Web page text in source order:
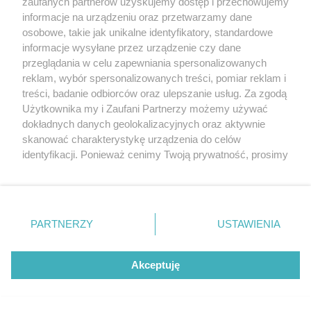
Jarmarki, festyny, pchle targi
Darmowe
Szczecin w budowie
Publicystyka - cykle
Puby i kawiarnie
Bary, fast foody
informacje na urządzeniu oraz przetwarzamy dane
osobowe, takie jak unikalne identyfikatory, standardowe
informacje wysyłane przez urządzenie czy dane
przeglądania w celu zapewniania spersonalizowanych
reklam, wybór spersonalizowanych treści, pomiar reklam i
treści, badanie odbiorców oraz ulepszanie usług. Za zgodą
Użytkownika my i Zaufani Partnerzy możemy używać
dokładnych danych geolokalizacyjnych oraz aktywnie
skanować charakterystykę urządzenia do celów
identyfikacji. Ponieważ cenimy Twoją prywatność, prosimy
prywatności znajdujący się w lewym dolnym rogu strony
. Niektóre rodzaje przetwarzania danych nie wymagają
takiemu przetwarzaniu. Preferencje będą miały
zastosowania tylko na tej witrynie.
PARTNERZY USTAWIENIA
Akceptuję